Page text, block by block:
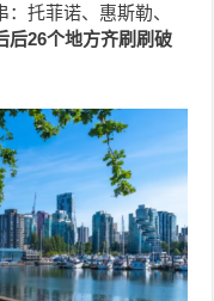
托菲诺、惠斯勒、
后26个地方齐刷刷破